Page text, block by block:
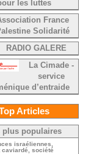
les luttes
France
Solidarité
RADIO GALERE
La Cimade -
service
d’entraide
Articles
plus populaires
israéliennes,
caviardé, société